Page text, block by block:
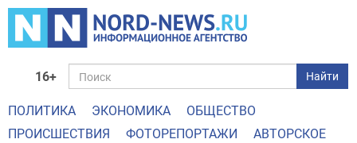
16+ Найти
ПОЛИТИКА ЭКОНОМИКА
ОБЩЕСТВО
ПРОИСШЕСТВИЯ
ФОТОРЕПОРТАЖИ АВТОРСКОЕ